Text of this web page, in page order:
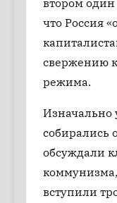
втором один
что Россия
свержению
режима.
Изначально
собирались
обсуждали
вступили